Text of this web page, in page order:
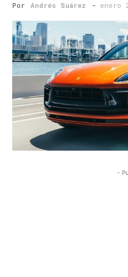
Por Andrés Suárez - enero
-